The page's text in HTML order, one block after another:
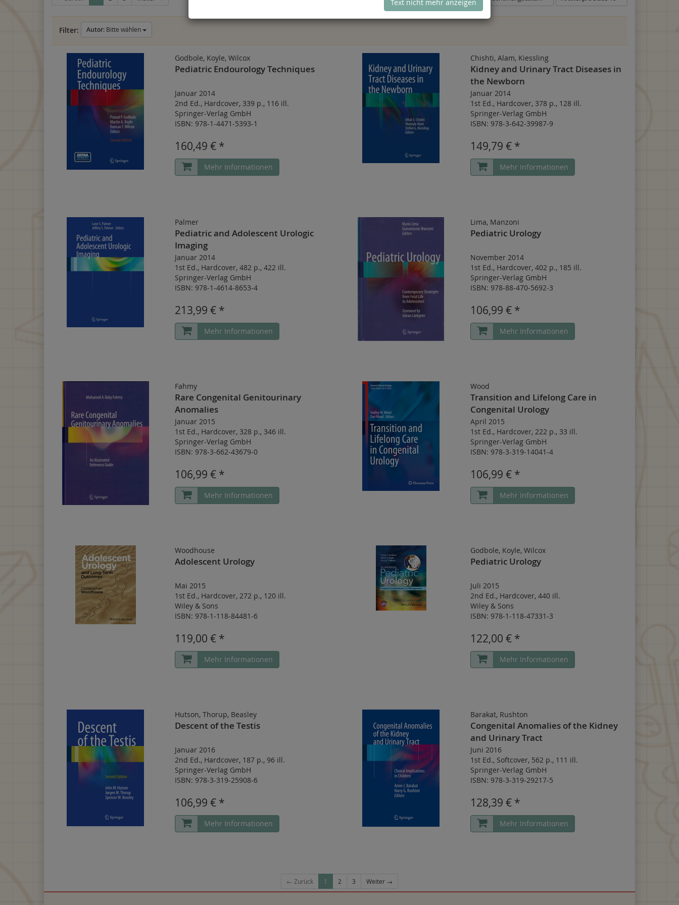
Text nicht mehr anzeigen
Filter: Autor: Bitte wählen
Godbole, Koyle, Wilcox
Pediatric Endourology Techniques
Januar 2014
2nd Ed., Hardcover, 339 p., 116 ill.
Springer-Verlag GmbH
ISBN: 978-1-4471-5393-1
160,49 € *
Mehr Informationen
Chishti, Alam, Kiessling
Kidney and Urinary Tract Diseases in
the Newborn
Januar 2014
1st Ed., Hardcover, 378 p., 128 ill.
Springer-Verlag GmbH
ISBN: 978-3-642-39987-9
149,79 € *
Mehr Informationen
Palmer
Pediatric and Adolescent Urologic
Imaging
Januar 2014
1st Ed., Hardcover, 482 p., 422 ill.
Springer-Verlag GmbH
ISBN: 978-1-4614-8653-4
213,99 € *
Mehr Informationen
Lima, Manzoni
Pediatric Urology
November 2014
1st Ed., Hardcover, 402 p., 185 ill.
Springer-Verlag GmbH
ISBN: 978-88-470-5692-3
106,99 € *
Mehr Informationen
Fahmy
Rare Congenital Genitourinary
Anomalies
Januar 2015
1st Ed., Hardcover, 328 p., 346 ill.
Springer-Verlag GmbH
ISBN: 978-3-662-43679-0
106,99 € *
Mehr Informationen
Wood
Transition and Lifelong Care in
Congenital Urology
April 2015
1st Ed., Hardcover, 222 p., 33 ill.
Springer-Verlag GmbH
ISBN: 978-3-319-14041-4
106,99 € *
Mehr Informationen
Woodhouse
Adolescent Urology
Mai 2015
1st Ed., Hardcover, 272 p., 120 ill.
Wiley & Sons
ISBN: 978-1-118-84481-6
119,00 € *
Mehr Informationen
Godbole, Koyle, Wilcox
Pediatric Urology
Juli 2015
2nd Ed., Hardcover, 440 ill.
Wiley & Sons
ISBN: 978-1-118-47331-3
122,00 € *
Mehr Informationen
Hutson, Thorup, Beasley
Descent of the Testis
Januar 2016
2nd Ed., Hardcover, 187 p., 96 ill.
Springer-Verlag GmbH
ISBN: 978-3-319-25908-6
106,99 € *
Mehr Informationen
Barakat, Rushton
Congenital Anomalies of the Kidney
and Urinary Tract
Juni 2016
1st Ed., Softcover, 562 p., 111 ill.
Springer-Verlag GmbH
ISBN: 978-3-319-29217-5
128,39 € *
Mehr Informationen
← Zurück 1 2 3 Weiter →